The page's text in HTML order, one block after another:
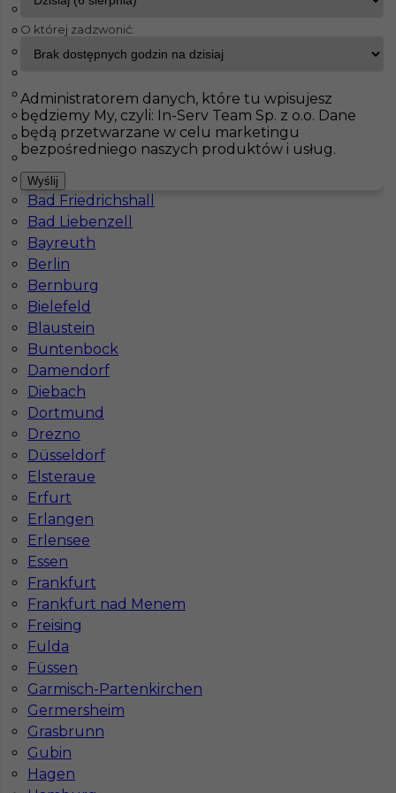
InServ Oferty pracy Pracownicy fizyczni
Pokaż filtr
Hohenlimburg
Schwerte
Lingen
Buchloe
Aachen
Arnsberg
Bad Berleburg
Bad Bevensen
Bad Friedrichshall
Bad Liebenzell
Bayreuth
Berlin
Bernburg
Bielefeld
Blaustein
Buntenbock
Damendorf
Diebach
Dortmund
Drezno
Düsseldorf
Elsteraue
Erfurt
Erlangen
Erlensee
Essen
Frankfurt
Frankfurt nad Menem
Freising
Fulda
Füssen
Garmisch-Partenkirchen
Germersheim
Grasbrunn
Gubin
Hagen
Pomocnik brukarza praca za granicą -
wymagany język
Kategoria Prace budowlane
Pomocnik
Lokalizacja
Wymagane języki
Stawka
12 - 14 € / h
1
Znaleziono 1 wyników
Jak znaleźć pracę za granicą?
Czy praca Niemcy na budowie nadal się
opłaca przy obecnych kosztach życia?
O której zadzwonić:
Administratorem danych, które tu wpisujesz
będziemy My, czyli: In-Serv Team Sp. z o.o. Dane
będą przetwarzane w celu marketingu
bezpośredniego naszych produktów i usług.
Wyślij